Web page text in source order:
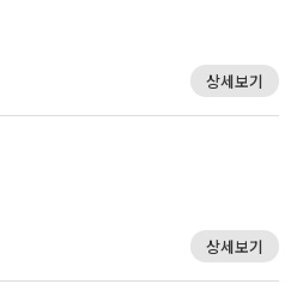
상세보기
상세보기